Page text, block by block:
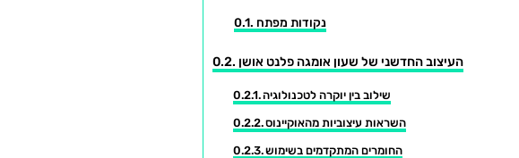
נקודות מפתח
העיצוב החדשני של שעון אומגה פלנט אושן
שילוב בין יוקרה לטכנולוגיה
השראות עיצוביות מהאוקיינוס
החומרים המתקדמים בשימוש